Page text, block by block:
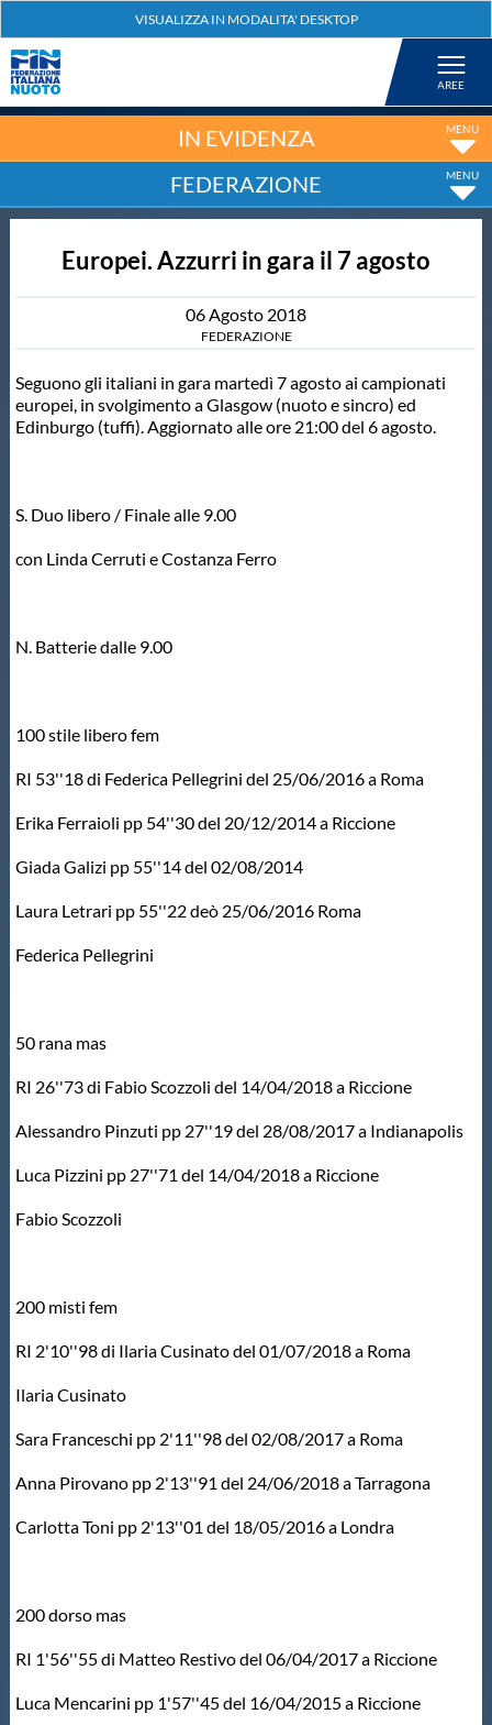
Nuoto
Tuffi
Fondo
Scuole Nuoto
Centri Federali
Qualità
Sostenibilità
Privacy
Archivio News
Galleria fotografica
Videogallery
Intranet
IN EVIDENZA
FEDERAZIONE
Europei. Azzurri in gara il 7 agosto
06Agosto 2018
FEDERAZIONE
Seguono gli italiani in gara martedì 7 agosto ai campionati
europei, in svolgimento a Glasgow (nuoto e sincro) ed
Edinburgo (tuffi). Aggiornato alle ore 21:00 del 6 agosto.
S. Duo libero / Finale alle 9.00
con Linda Cerruti e Costanza Ferro
N. Batterie dalle 9.00
100 stile libero fem
RI 53''18 di Federica Pellegrini del 25/06/2016 a Roma
Erika Ferraioli pp 54''30 del 20/12/2014 a Riccione
Giada Galizi pp 55''14 del 02/08/2014
Laura Letrari pp 55''22 deò 25/06/2016 Roma
Federica Pellegrini
50 rana mas
RI 26''73 di Fabio Scozzoli del 14/04/2018 a Riccione
Alessandro Pinzuti pp 27''19 del 28/08/2017 a Indianapolis
Luca Pizzini pp 27''71 del 14/04/2018 a Riccione
Fabio Scozzoli
200 misti fem
RI 2'10''98 di Ilaria Cusinato del 01/07/2018 a Roma
Ilaria Cusinato
Sara Franceschi pp 2'11''98 del 02/08/2017 a Roma
Anna Pirovano pp 2'13''91 del 24/06/2018 a Tarragona
Carlotta Toni pp 2'13''01 del 18/05/2016 a Londra
200 dorso mas
RI 1'56''55 di Matteo Restivo del 06/04/2017 a Riccione
Luca Mencarini pp 1'57''45 del 16/04/2015 a Riccione